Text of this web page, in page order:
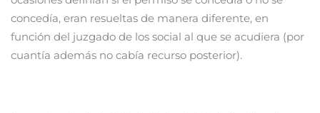
concedía, eran resueltas de manera diferente, en
función del juzgado de los social al que se acudiera (por
cuantía además no cabía recurso posterior).